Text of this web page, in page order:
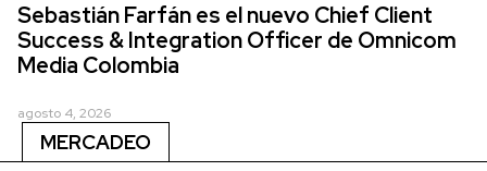
Sebastián Farfán es el nuevo Chief Client
Success & Integration Officer de Omnicom
Media Colombia
agosto 4, 2026
MERCADEO